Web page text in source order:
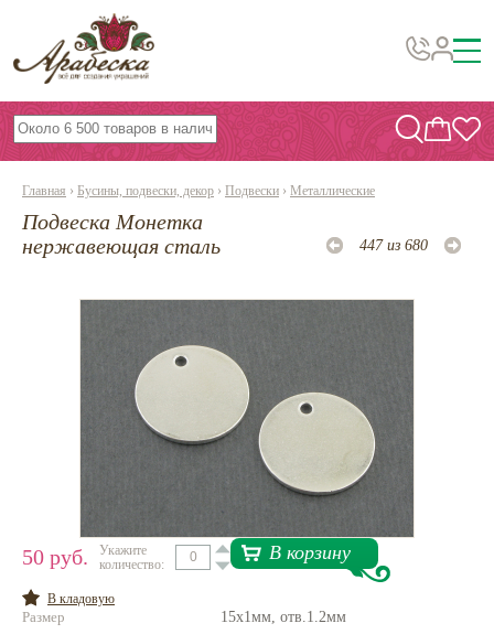
Бусины, подвески, декор
Бисер
Фурнитура
Инструменты и материалы
Эпоксидная смола
Шнуры, ленты, нитки
По темам и сезонам
Бисер TOHO
Нетемнеющая фурнитура
Всё для вышивки
Проволока
Главная › Бусины, подвески, декор › Подвески › Металлические
Подвеска Монетка
нержавеющая сталь
447 из 680
50 руб.
Укажите
количество:
В корзину
В кладовую
Размер
15x1мм, отв.1.2мм